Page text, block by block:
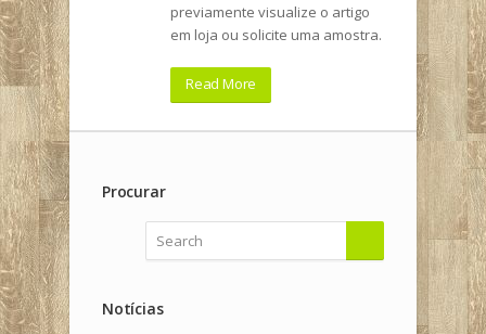
previamente visualize o artigo
em loja ou solicite uma amostra.
Read More
Procurar
Notícias